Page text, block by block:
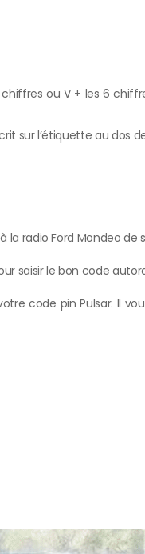
ou V + les 6 chiffres
sur l’étiquette au dos
radio Ford Mondeo de
saisir le bon code
code pin Pulsar. Il